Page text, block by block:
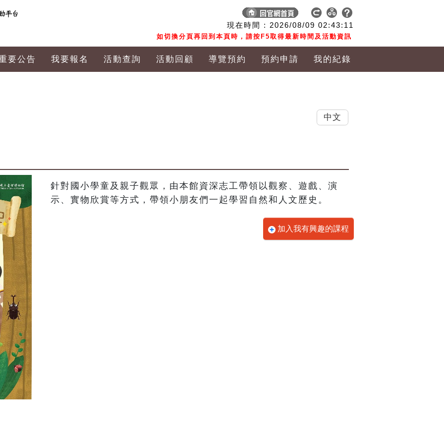
現在時間 : 2026/08/09 02:43:12
如切換分頁再回到本頁時，請按F5取得最新時間及活動資訊
要公告 我要報名 活動查詢 活動回顧 導覽預約 預約申請 我的紀錄
針對國小學童及親子觀眾，由本館資深志工帶領以觀察、遊戲、演
示、實物欣賞等方式，帶領小朋友們一起學習自然和人文歷史。
加入我有興趣的課程